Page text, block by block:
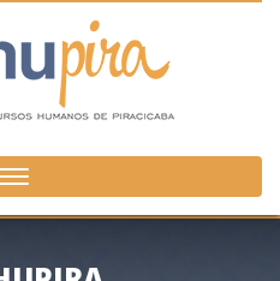
Toggle
navigation